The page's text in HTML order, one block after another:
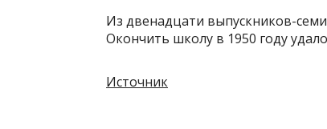
Из двенадцати выпускников-
Окончить школу в 1950 году
Источник